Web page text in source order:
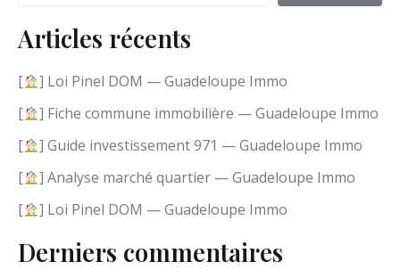
n
l
a
n
u
Articles récents
[
] Loi Pinel DOM — Guadeloupe Immo
[
] Fiche commune immobilière — Guadeloupe Immo
[
] Guide investissement 971 — Guadeloupe Immo
[
] Analyse marché quartier — Guadeloupe Immo
[
] Loi Pinel DOM — Guadeloupe Immo
Derniers commentaires